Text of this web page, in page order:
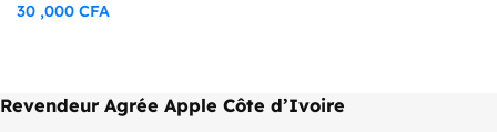
30 ,000 CFA
Revendeur Agrée Apple Côte d’Ivoire